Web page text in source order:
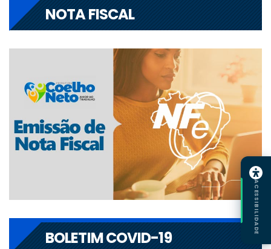
NOTA FISCAL
BOLETIM COVID-19
ACESSIBILIDADE